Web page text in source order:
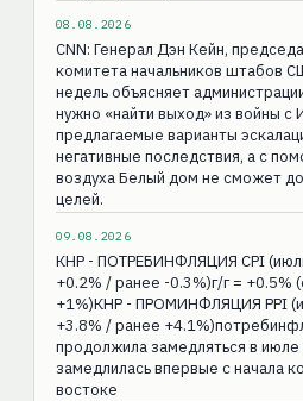
08.08.2026
CNN: Генерал Дэн Кейн,
комитета начальников штабов
недель объясняет
нужно «найти выход» из войны с
предлагаемые варианты
негативные последствия, а с
воздуха Белый дом не сможет
целей.
09.08.2026
КНР - ПОТРЕБИНФЛЯЦИЯ CPI
+0.2% / ранее -0.3%)г/г = +0.5%
+1%)КНР - ПРОМИНФЛЯЦИЯ РPI
+3.8% / ранее
продолжила замедляться в
замедлилась впервые с начала
востоке